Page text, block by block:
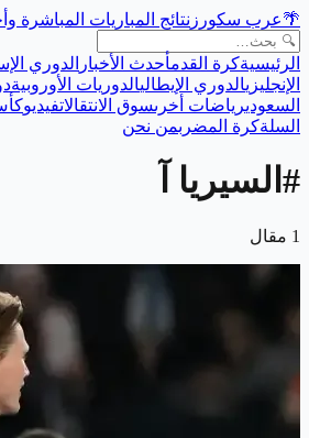
🌴عرب سكورز نتائج المباريات المباشرة
الرئيسيةكرة القدمأحدث الأخبار الدوري
الإنجليزيالدوري الإيطاليالدوريات الأوروبية
السعوديرياضات أخرىسوق الانتقالاتفيديوكأس
السلةكرة المضربمن نحن
# السيريا آ
1 مقال